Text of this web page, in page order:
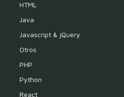
HTML
Java
Javascript & jQuery
Otros
PHP
Python
React